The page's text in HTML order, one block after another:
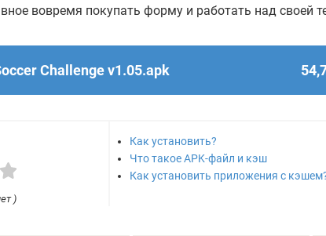
вовремя покупать форму и работать над своей
Challenge v1.05.apk
)
Как установить?
Что такое APK-файл и кэш
Как установить приложения с